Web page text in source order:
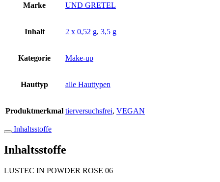
Marke UND GRETEL
Inhalt 2 x 0,52 g, 3,5 g
Kategorie Make-up
Hauttyp alle Hauttypen
Produktmerkmal tierversuchsfrei, VEGAN
Inhaltsstoffe
Inhaltsstoffe
LUSTEC IN POWDER ROSE 06